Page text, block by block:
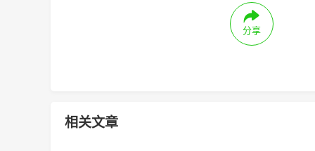
分享
相关文章